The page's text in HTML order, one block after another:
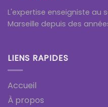
L'expertise enseigniste au
Marseille depuis des
LIENS RAPIDES
Accueil
À propos